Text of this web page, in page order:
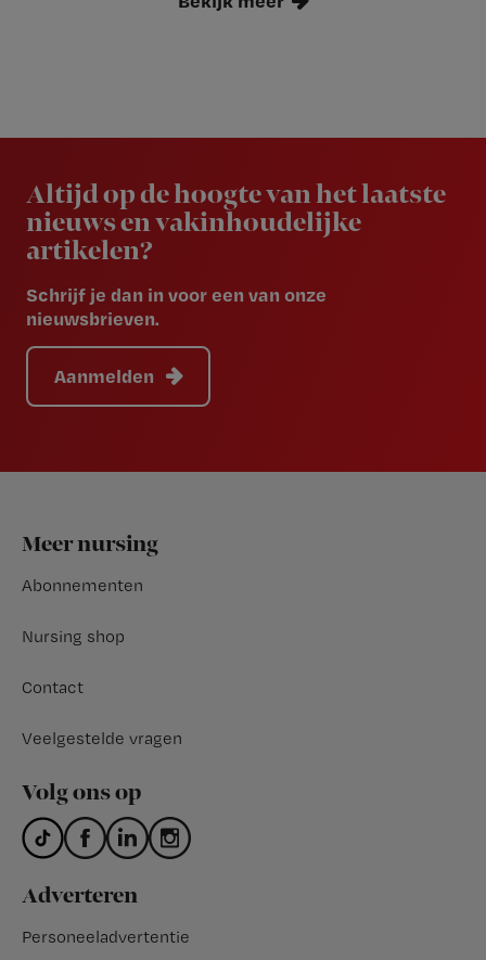
Altijd op de hoogte van het laatste
nieuws en vakinhoudelijke
artikelen?
Schrijf je dan in voor een van onze
nieuwsbrieven.
Aanmelden
Footer
Meer nursing
Abonnementen
Nursing shop
Contact
Veelgestelde vragen
Volg ons op
Adverteren
Personeeladvertentie